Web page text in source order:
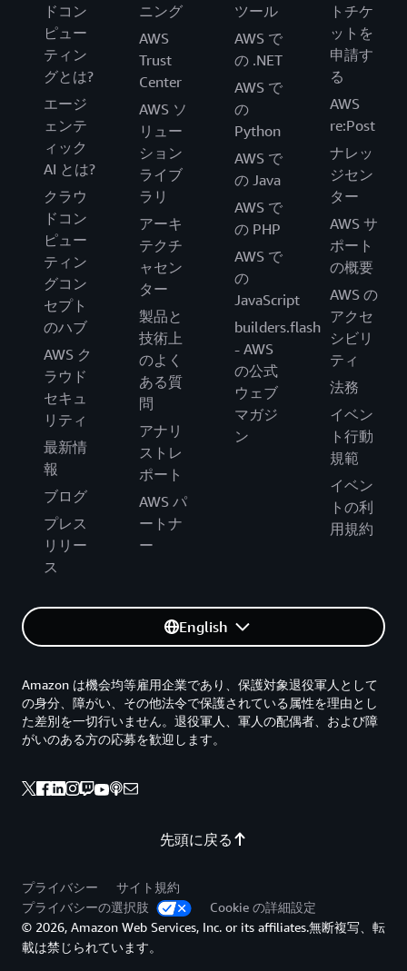
ドコン
ピュー
ティン
グとは?
エージ
ェンテ
ィック
AI とは?
クラウ
ドコン
ピュー
ティン
グコン
セプト
のハブ
AWS ク
ラウド
セキュ
リティ
最新情
報
ブログ
プレス
リリー
ス
ニング
AWS
Trust
Center
AWS ソ
リュー
ション
ライブ
ラリ
アーキ
テクチ
ャセン
ター
製品と
技術上
のよく
ある質
問
アナリ
ストレ
ポート
AWS パ
ートナ
ー
ツール
AWS で
の .NET
AWS で
の
Python
AWS で
の Java
AWS で
の PHP
AWS で
の
JavaScript
builders.flash
- AWS
の公式
ウェブ
マガジ
ン
トチケ
ットを
申請す
る
AWS
re:Post
ナレッ
ジセン
ター
AWS サ
ポート
の概要
AWS の
アクセ
シビリ
ティ
法務
イベン
ト行動
規範
イベン
トの利
用規約
English
先頭に戻る
Amazon は機会均等雇用企業であり、保護対象退役軍人として
の身分、障がい、その他法令で保護されている属性を理由とし
た差別を一切行いません。退役軍人、軍人の配偶者、および障
がいのある方の応募を歓迎します。
プライバシー
サイト規約
プライバシーの選択肢
Cookie の詳細設定
© 2026, Amazon Web Services, Inc. or its affiliates.無断複写、転
載は禁じられています。